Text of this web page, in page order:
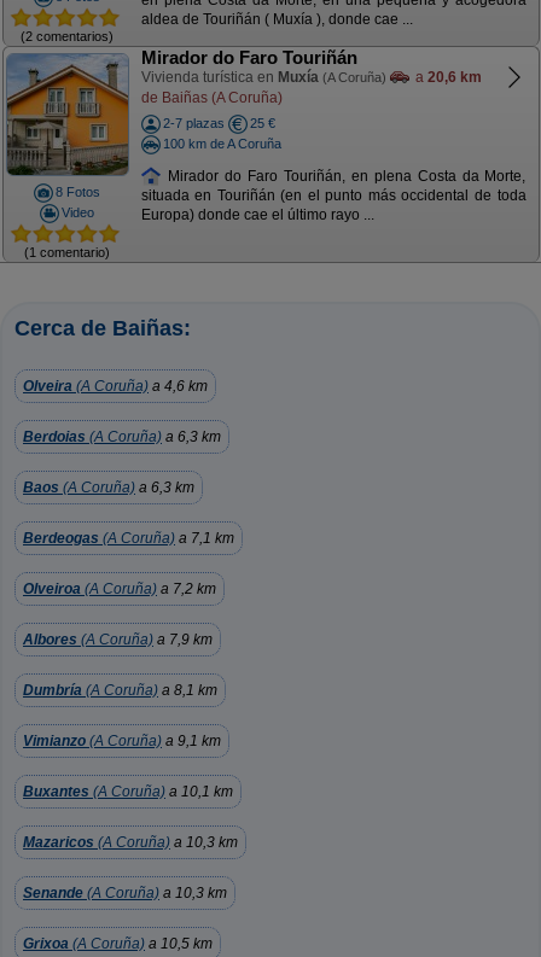
(2 comentarios)
aldea de Touriñán ( Muxía ), donde cae ...
8 Fotos
Video
(1 comentario)
Mirador do Faro Touriñán
Vivienda turística en Muxía (A Coruña) a 20,6 km
de Baiñas (A Coruña)
2-7 plazas
25 €
100 km de A Coruña
Mirador do Faro Touriñán, en plena Costa da Morte,
situada en Touriñán (en el punto más occidental de toda
Europa) donde cae el último rayo ...
Cerca de Baiñas:
Olveira (A Coruña) a 4,6 km
Berdoias (A Coruña) a 6,3 km
Baos (A Coruña) a 6,3 km
Berdeogas (A Coruña) a 7,1 km
Olveiroa (A Coruña) a 7,2 km
Albores (A Coruña) a 7,9 km
Dumbría (A Coruña) a 8,1 km
Vimianzo (A Coruña) a 9,1 km
Buxantes (A Coruña) a 10,1 km
Mazaricos (A Coruña) a 10,3 km
Senande (A Coruña) a 10,3 km
Grixoa (A Coruña) a 10,5 km